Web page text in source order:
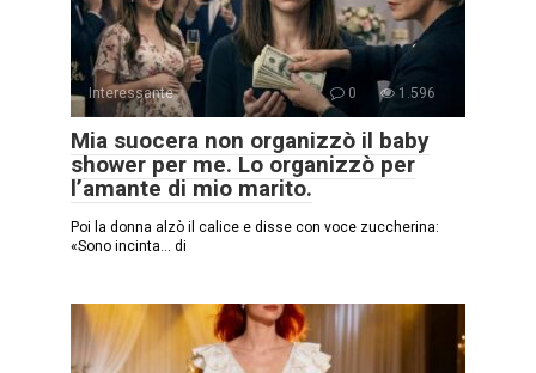
Interessante 0 1.596
Mia suocera non organizzò il baby
shower per me. Lo organizzò per
l’amante di mio marito.
Poi la donna alzò il calice e disse con voce zuccherina:
«Sono incinta… di